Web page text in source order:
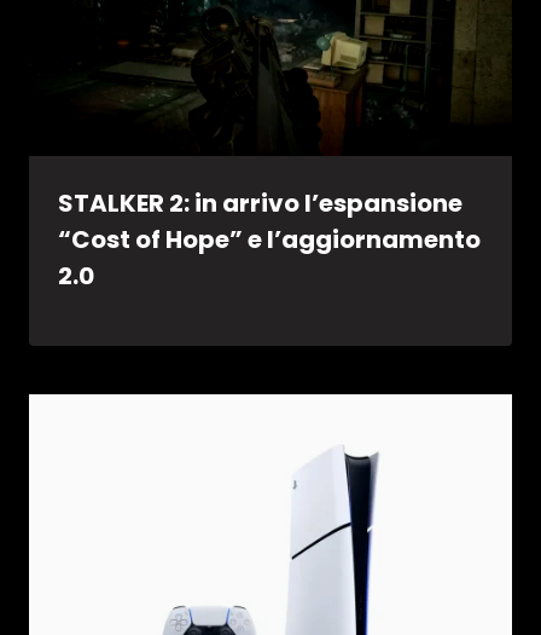
STALKER 2: in arrivo l’espansione
“Cost of Hope” e l’aggiornamento
2.0